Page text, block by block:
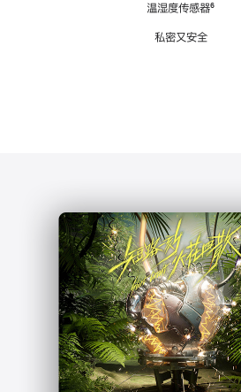
温湿度传感器脚
⁶
私密又安全